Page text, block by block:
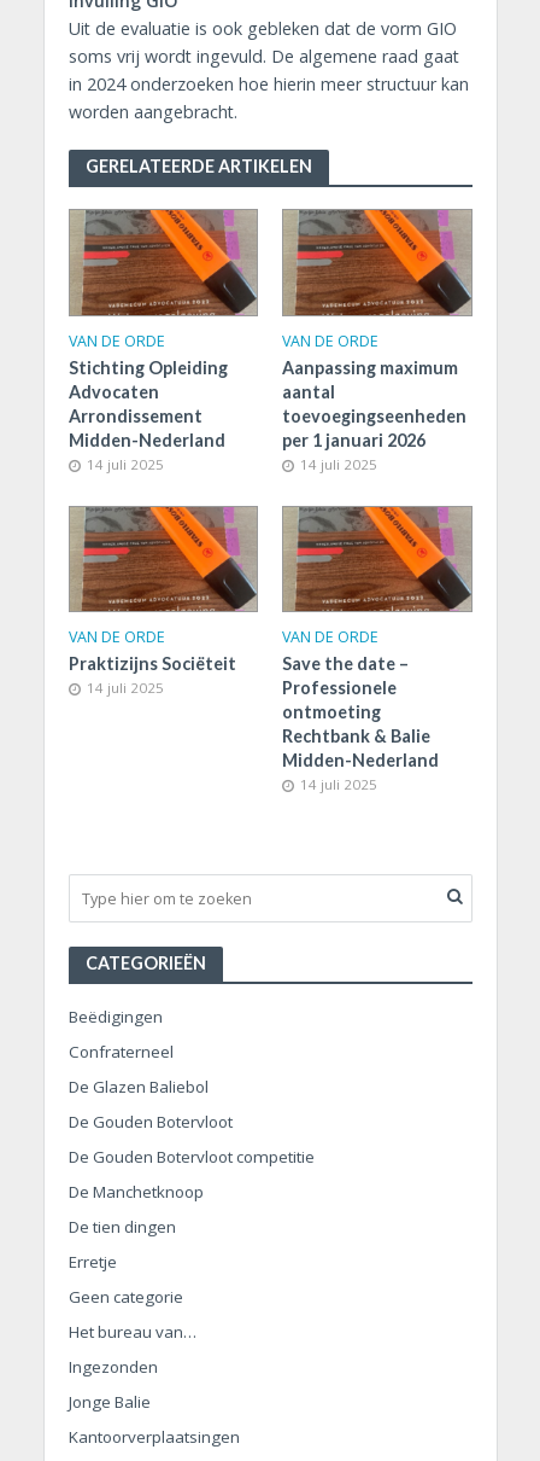
Uit de evaluatie is ook gebleken dat de vorm GIO
soms vrij wordt ingevuld. De algemene raad gaat
in 2024 onderzoeken hoe hierin meer structuur kan
worden aangebracht.
GERELATEERDE ARTIKELEN
VAN DE ORDE
Stichting Opleiding
Advocaten
Arrondissement
Midden-Nederland
14 juli 2025
VAN DE ORDE
Aanpassing maximum
aantal
toevoegingseenheden
per 1 januari 2026
14 juli 2025
VAN DE ORDE
Praktizijns Sociëteit
14 juli 2025
VAN DE ORDE
Save the date –
Professionele
ontmoeting
Rechtbank & Balie
Midden-Nederland
14 juli 2025
CATEGORIEËN
Beëdigingen
Confraterneel
De Glazen Baliebol
De Gouden Botervloot
De Gouden Botervloot competitie
De Manchetknoop
De tien dingen
Erretje
Geen categorie
Het bureau van…
Ingezonden
Jonge Balie
Kantoorverplaatsingen